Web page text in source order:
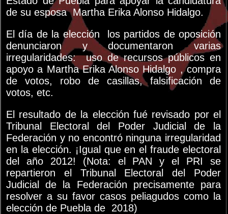
de su esposa Martha Erika Alonso Hidalgo.
El día de la elección los partidos de oposición
denunciaron y documentaron varias
irregularidades: uso de recursos públicos en
apoyo a Martha Erika Alonso Hidalgo , compra
de votos, robo de casillas, falsificación de
votos, etc.
El resultado de la elección fué revisado por el
Tribunal Electoral del Poder Judicial de la
Federación y no encontró ninguna irregularidad
en la elección. ¡Igual que en el fraude electoral
del año 2012! (Nota: el PAN y el PRI se
repartieron el Tribunal Electoral del Poder
Judicial de la Federación precisamente para
resolver a su favor casos peliagudos como la
elección de Puebla de 2018)